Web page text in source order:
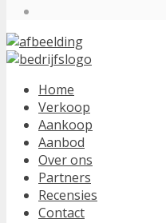
Home
Verkoop
Aankoop
Aanbod
Over ons
Partners
Recensies
Contact